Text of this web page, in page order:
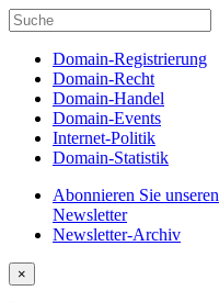
Domain-Registrierung
Domain-Recht
Domain-Handel
Domain-Events
Internet-Politik
Domain-Statistik
Abonnieren Sie unseren
Newsletter
Newsletter-Archiv
×